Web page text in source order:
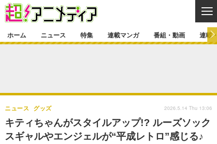
ゲーム・アプリ マンガ
グッズ イベント
特集一覧 カバー
ラキりす
連載マンガ
番組・動画
番組・動画一覧 ラジオ
連載・ブログ
ホーム ニュース 特集 連載マンガ 番組・動画 連載
キティちゃんがスタイルアップ!? ルーズソック
スギャルやエンジェルが“平成レトロ”感じる♪
ニュース グッズ 2026.5.14 Thu 13:06